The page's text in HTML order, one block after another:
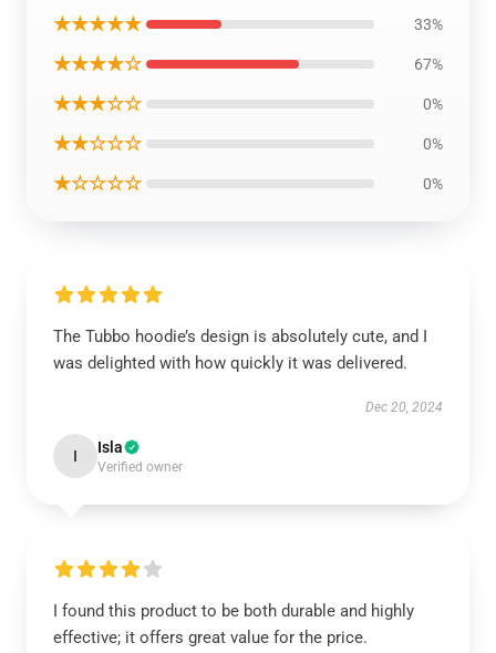
★★★★★ 33%
★★★★☆ 67%
★★★☆☆ 0%
★★☆☆☆ 0%
★☆☆☆☆ 0%
The Tubbo hoodie’s design is absolutely cute, and I
was delighted with how quickly it was delivered.
Dec 20, 2024
I Isla
Verified owner
I found this product to be both durable and highly
effective; it offers great value for the price.